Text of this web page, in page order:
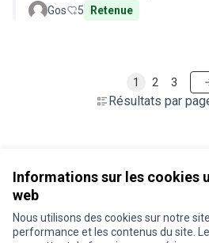
Informations sur les cookies
web
Nous utilisons des cookies sur notre
performance et les contenus du site.
Gos 5 Retenue
Résultats par
1 2 3
Conditions d'utilisation
Paramètres des cookies